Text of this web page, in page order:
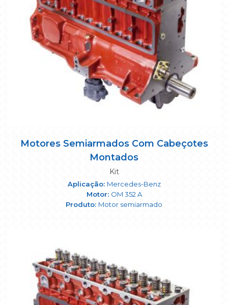
Motores Semiarmados Com Cabeçotes
Montados
Kit
Mercedes-Benz
OM 352 A
Motor semiarmado